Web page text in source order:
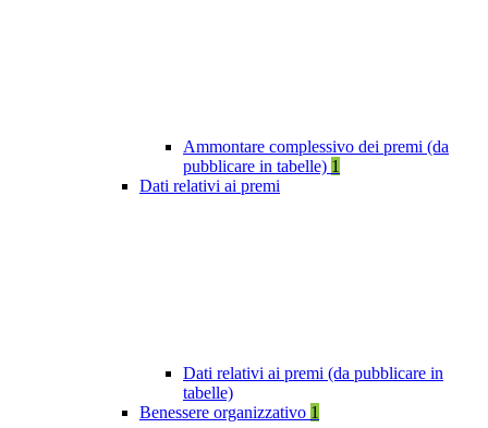
Ammontare complessivo dei premi (da
pubblicare in tabelle) 1
Dati relativi ai premi
Dati relativi ai premi (da pubblicare in
tabelle)
Benessere organizzativo 1